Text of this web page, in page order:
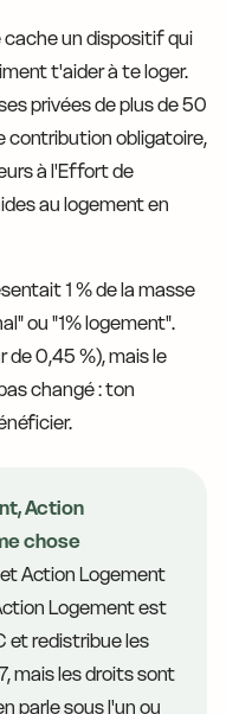
cache un dispositif qui
t'aider à te loger.
privées de plus de 50
contribution obligatoire,
à l'Effort de
au logement en
1 % de la masse
ou "1% logement".
de 0,45 %), mais le
changé : ton
Action
chose
et Action Logement
Logement est
et redistribue les
mais les droits sont
parle sous l'un ou